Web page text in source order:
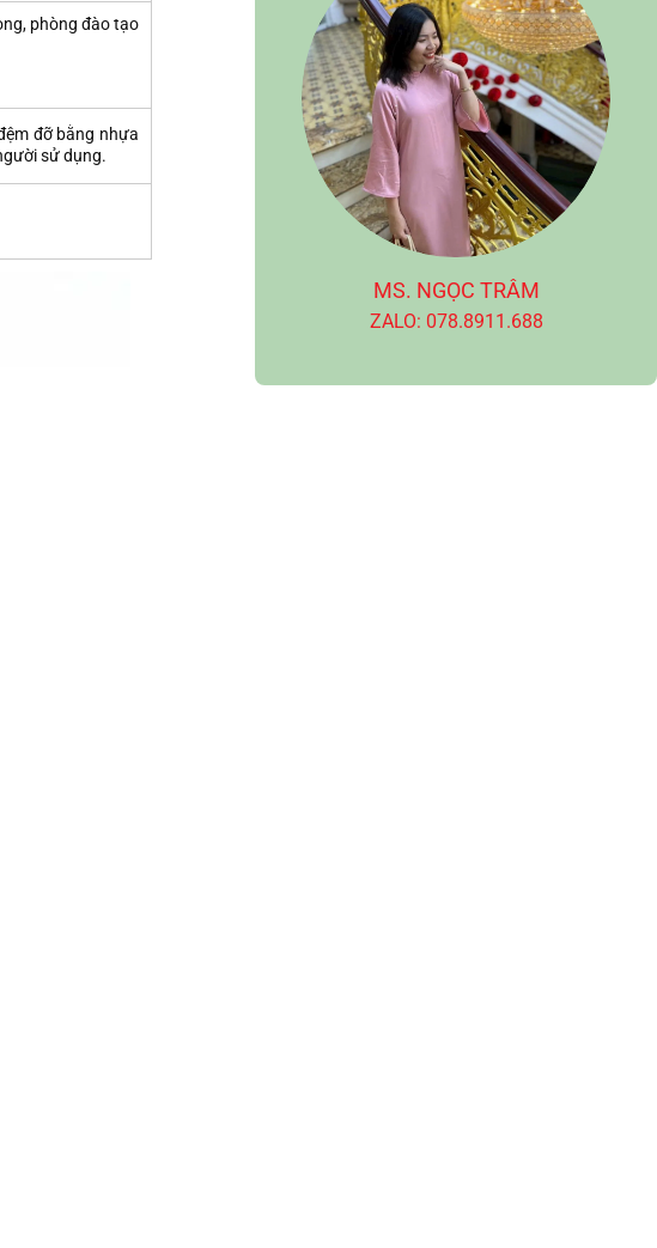
phòng đào tạo
đỡ bằng nhựa
sử dụng.
MS. NGỌC TRÂM
ZALO: 078.8911.688